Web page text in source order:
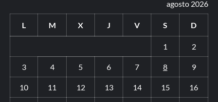
agosto 2026
L M X J V S D
1 2
3 4 5 6 7 8 9
10 11 12 13 14 15 16